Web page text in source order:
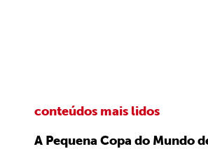
conteúdos mais lidos
A Pequena Copa do Mundo